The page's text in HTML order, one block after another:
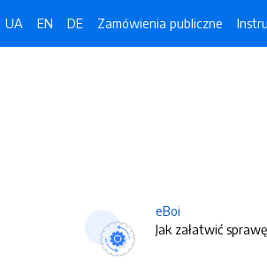
UA EN DE Zamówienia publiczne
eBoi
Jak załatwić